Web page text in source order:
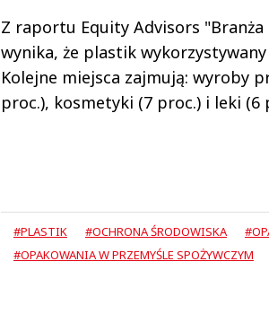
Z raportu Equity Advisors "Branża
wynika, że plastik
Kolejne miejsca zajmują: wyroby
proc.), kosmetyki (7 proc.) i leki (6
#PLASTIK #OCHRONA ŚRODOWISKA
#OPAKOWANIA W PRZEMYŚLE SPOŻYWCZYM